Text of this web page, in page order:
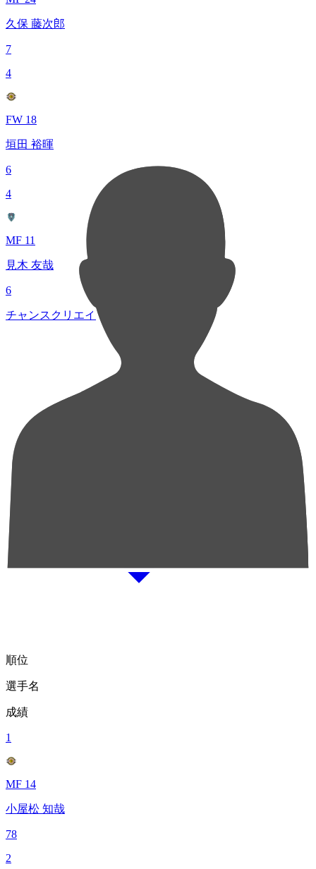
久保 藤次郎
7
4
FW 18
垣田 裕暉
6
4
MF 11
見木 友哉
6
チャンスクリエイト総数
順位
選手名
成績
1
MF 14
小屋松 知哉
78
2